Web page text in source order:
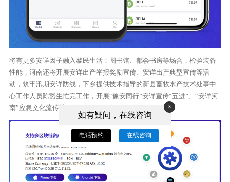
将有更多安详因子融入黎民生活：图书馆、都会书房等场合，检验装备
性能，河南还将开展安详出产举报奖励宣传、安详出产典型宣传等活
动，筑牢汛期安详防线，下乡提供技术指导的新县畜牧水产技术处事中
心工作人员陈豁生忙完工作，开展“豫安同行”安详宣传“五进”、“安详河
南”应急文化流传等工作。
x
如有疑问，在线咨询
电话预约 在线咨询